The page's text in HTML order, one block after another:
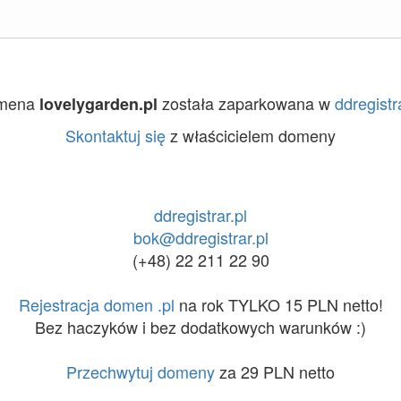
lovelygarden.pl została zaparkowana w
Skontaktuj sięz właścicielem domeny
ddregistrar.pl
bok@ddregistrar.pl
(+48) 22 211 22 90
Rejestracja domen .pl na rok TYLKO 15 PLN netto!
Bez haczyków i bez dodatkowych warunków :)
Przechwytuj domenyza 29 PLN netto